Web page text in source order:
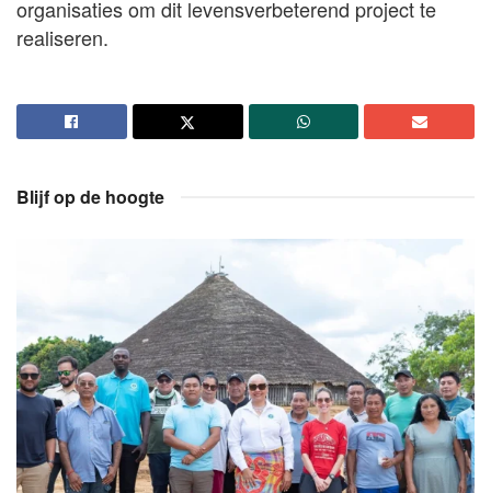
organisaties om dit levensverbeterend project te
realiseren.
Blijf op de hoogte